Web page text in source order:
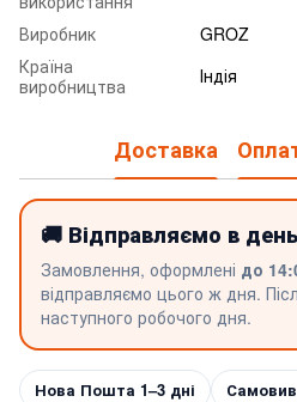
Виробник
GROZ
Країна
виробництва
Індія
Доставка
🚚 Відправляємо в
Замовлення, оформлені до
відправляємо цього ж дня.
наступного робочого дня.
Нова Пошта 1–3 дні